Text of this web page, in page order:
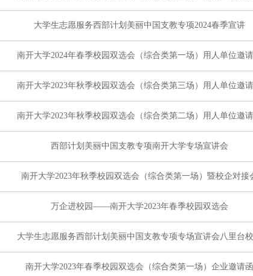
大学生志愿服务西部计划美丽中国支教专项2024春季宣讲
南开大学2024年春季校园双选会（综合类第一场）用人单位邀
南开大学2023年秋季校园双选会（综合类第三场）用人单位邀
南开大学2023年秋季校园双选会（综合类第二场）用人单位邀
西部计划美丽中国支教专项南开大学专场宣讲会
南开大学2023年秋季校园双选会（综合类第一场）暨校企对接
万企进校园——南开大学2023年春季校园双选会
大学生志愿服务西部计划美丽中国支教专项专场宣讲会八里台
南开大学2023年春季校园双选会（综合类第一场）企业邀请函